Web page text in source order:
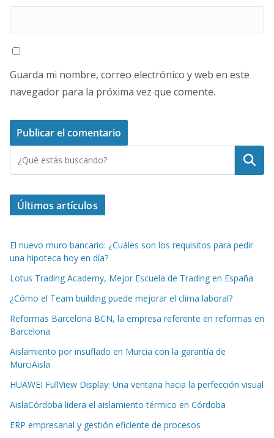
Guarda mi nombre, correo electrónico y web en este
navegador para la próxima vez que comente.
Buscar
Últimos artículos
El nuevo muro bancario: ¿Cuáles son los requisitos para pedir
una hipoteca hoy en día?
Lotus Trading Academy, Mejor Escuela de Trading en España
¿Cómo el Team building puede mejorar el clima laboral?
Reformas Barcelona BCN, la empresa referente en reformas en
Barcelona
Aislamiento por insuflado en Murcia con la garantía de
MurciAisla
HUAWEI FullView Display: Una ventana hacia la perfección visual
AislaCórdoba lidera el aislamiento térmico en Córdoba
ERP empresarial y gestión eficiente de procesos